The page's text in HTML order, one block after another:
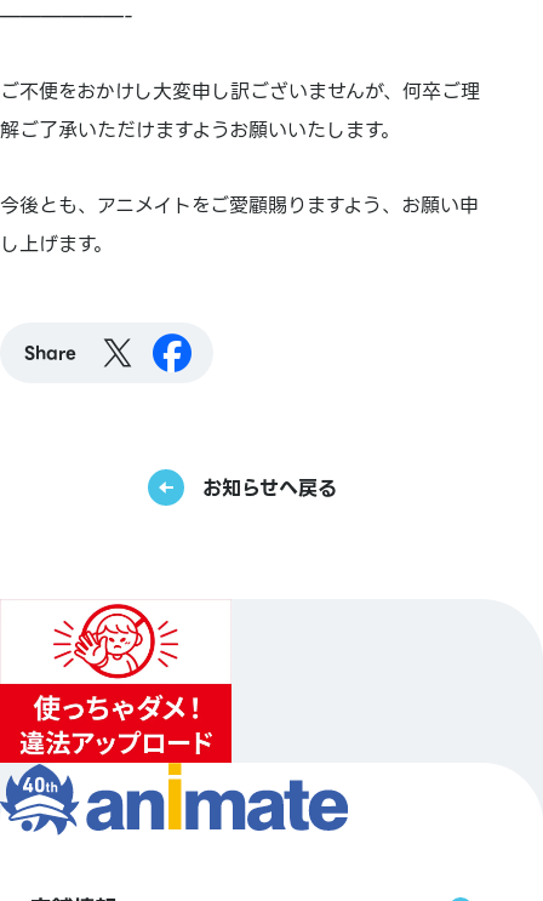
——————-
ご不便をおかけし大変申し訳ございませんが、何卒ご理
解ご了承いただけますようお願いいたします。
今後とも、アニメイトをご愛顧賜りますよう、お願い申
し上げます。
Share
お知らせへ戻る